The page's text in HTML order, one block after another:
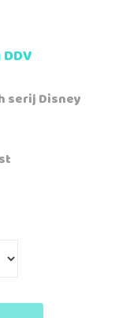
serij Disney